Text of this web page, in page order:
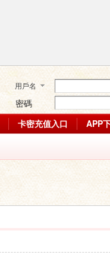
用戶名
密碼
卡密充值入口
APP